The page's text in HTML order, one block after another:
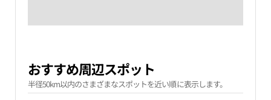
おすすめ周辺スポット
半径50km以内のさまざまなスポットを近い順に表示します。